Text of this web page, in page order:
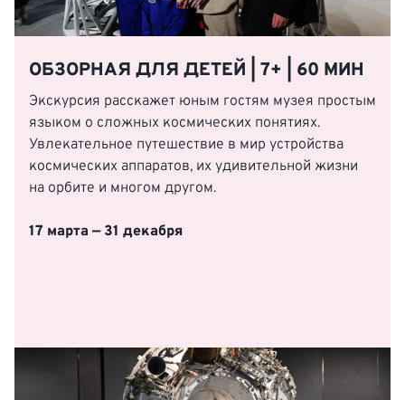
ОБЗОРНАЯ ДЛЯ ДЕТЕЙ | 7+ | 60 МИН
Экскурсия расскажет юным гостям музея простым
языком о сложных космических понятиях.
Увлекательное путешествие в мир устройства
космических аппаратов, их удивительной жизни
на орбите и многом другом.
17 марта — 31 декабря